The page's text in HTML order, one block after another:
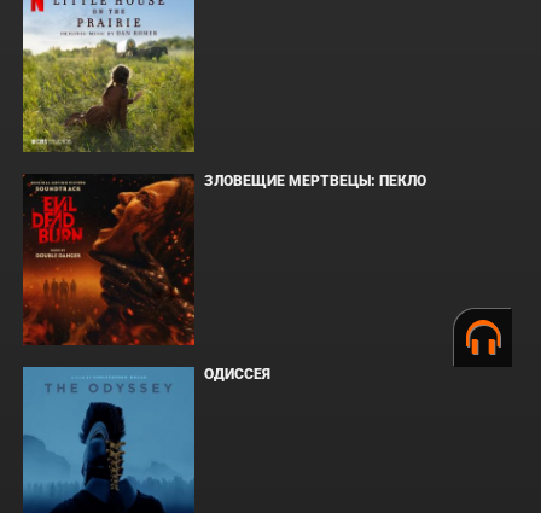
ЗЛОВЕЩИЕ МЕРТВЕЦЫ: ПЕКЛО
ОДИССЕЯ